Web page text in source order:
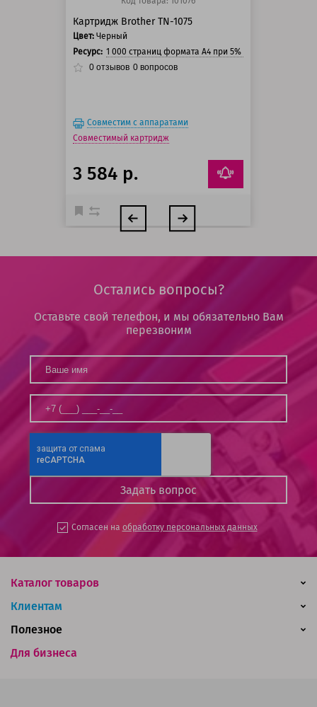
Картридж Brother TN-1075
Цвет: Черный
Ресурс: 1 000 страниц формата А4 при 5% заполнении
0 отзывов 0 вопросов
Совместим с аппаратами
Совместимый картридж
3 584 р.
Остались вопросы?
Оставьте свой телефон, и мы обязательно Вам
перезвоним
Согласен на обработку персональных данных
Каталог товаров
Клиентам
Для бизнеса
Полезное